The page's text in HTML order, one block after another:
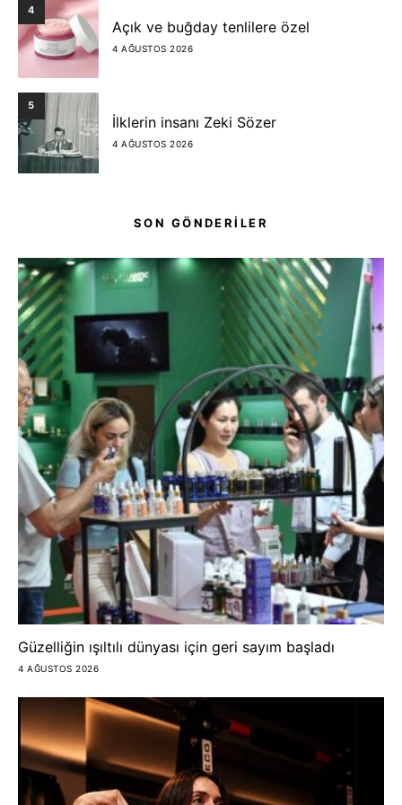
4
Açık ve buğday tenlilere özel
4 AĞUSTOS 2026
5
İlklerin insanı Zeki Sözer
4 AĞUSTOS 2026
SON GÖNDERİLER
Güzelliğin ışıltılı dünyası için geri sayım başladı
4 AĞUSTOS 2026